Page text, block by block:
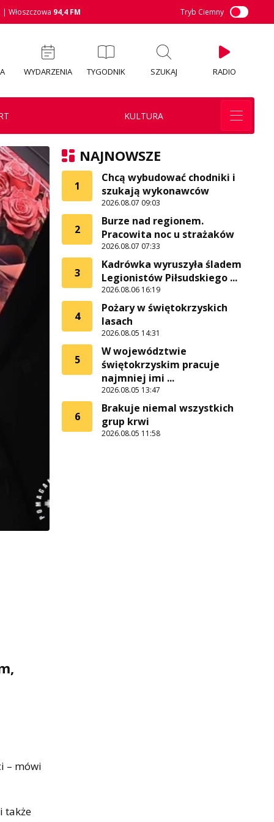
| Włoszczowa 94,4 FM Tryb Ciemny
WYDARZENIA TYGODNIK SZUKAJ RADIO
KULTURA
– mówi
także
NAJNOWSZE
1
Chcą wybudować chodniki i
szukają wykonawców
2026.08.07 09:03
2
Burze nad regionem.
Pracowita noc u strażaków
2026.08.07 07:33
3
Kadrówka wyruszyła śladem
Legionistów Piłsudskiego ...
2026.08.06 16:19
4
Pożary w świętokrzyskich
lasach
2026.08.05 14:31
5
W województwie
świętokrzyskim pracuje
najmniej imi ...
2026.08.05 13:47
6
Brakuje niemal wszystkich
grup krwi
2026.08.05 11:58